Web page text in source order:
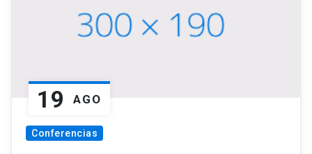
19 AGO
Conferencias